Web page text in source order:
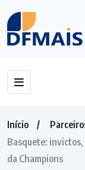
Início
Basquete:
da Champions